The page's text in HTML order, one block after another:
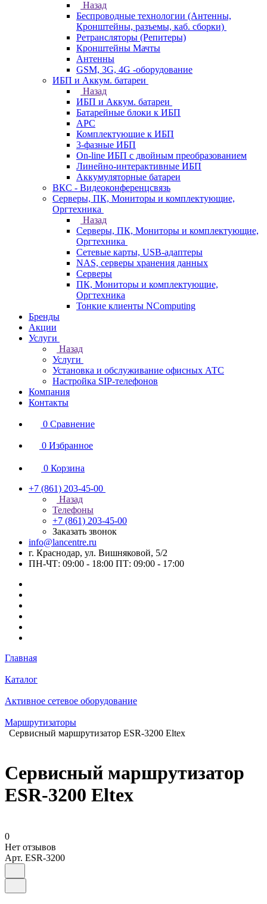
Назад
Беспроводные технологии (Антенны,
Кронштейны, разъемы, каб. сборки)
Ретрансляторы (Репитеры)
Кронштейны Мачты
Антенны
GSM, 3G, 4G -оборудование
ИБП и Аккум. батареи
Назад
ИБП и Аккум. батареи
Батарейные блоки к ИБП
APC
Комплектующие к ИБП
3-фазные ИБП
On-line ИБП с двойным преобразованием
Линейно-интерактивные ИБП
Аккумуляторные батареи
ВКС - Видеоконференцсвязь
Серверы, ПК, Мониторы и комплектующие,
Оргтехника
Назад
Серверы, ПК, Мониторы и комплектующие,
Оргтехника
Сетевые карты, USB-адаптеры
NAS, серверы хранения данных
Серверы
ПК, Мониторы и комплектующие,
Оргтехника
Тонкие клиенты NComputing
Бренды
Акции
Услуги
Назад
Услуги
Установка и обслуживание офисных АТС
Настройка SIP-телефонов
Компания
Контакты
0 Сравнение
0 Избранное
0 Корзина
+7 (861) 203-45-00
Назад
Телефоны
+7 (861) 203-45-00
Заказать звонок
info@lancentre.ru
г. Краснодар, ул. Вишняковой, 5/2
ПН-ЧТ: 09:00 - 18:00 ПТ: 09:00 - 17:00
Главная
Каталог
Активное сетевое оборудование
Маршрутизаторы
Сервисный маршрутизатор ESR-3200 Eltex
Сервисный маршрутизатор
ESR-3200 Eltex
0
Нет отзывов
Арт. ESR-3200